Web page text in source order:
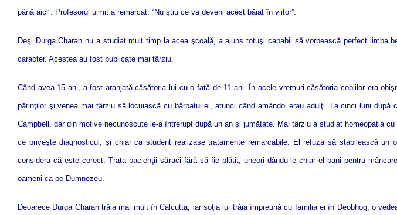
până aici”. Profesorul uimit a remarcat: “Nu ştiu ce va deveni acest băiat în viitor”.
Deşi Durga Charan nu a studiat mult timp la acea şcoală, a ajuns totuşi capabil să vorbească perfect
caracter. Acestea au fost publicate mai târziu.
Când avea 15 ani, a fost aranjată căsătoria lui cu o fată de 11 ani. În acele vremuri căsătoria copiilor era
părinţilor şi venea mai târziu să locuiască cu bărbatul ei, atunci când amândoi erau adulţi. La cinci luni
Campbell, dar din motive necunoscute le-a întrerupt după un an şi jumătate. Mai târziu a studiat homeopatia
ce priveşte diagnosticul, şi chiar ca student realizase tratamente remarcabile. El refuza să stabilească
considera că este corect. Trata pacienţii săraci fără să fie plătit, uneori dându-le chiar el bani pentru
oameni ca pe Dumnezeu.
Deoarece Durga Charan trăia mai mult în Calcutta, iar soţia lui trăia împreună cu familia ei în Deobhog, o